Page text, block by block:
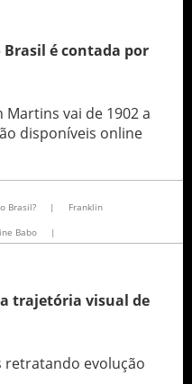
é contada por
vai de 1902 a
disponíveis online
Brasil? |
Franklin
Babo |
trajetória visual de
retratando evolução